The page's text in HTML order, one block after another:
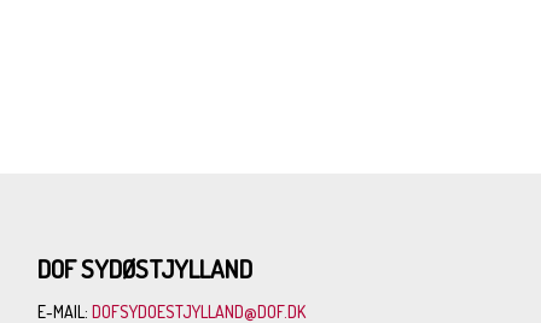
DOF SYDØSTJYLLAND
E-MAIL:DOFSYDOESTJYLLAND@DOF.DK